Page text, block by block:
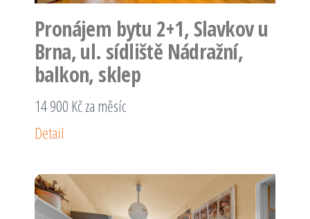
Pronájem bytu 2+1, Slavkov u
Brna, ul. sídliště Nádražní,
balkon, sklep
14 900 Kč za měsíc
Detail